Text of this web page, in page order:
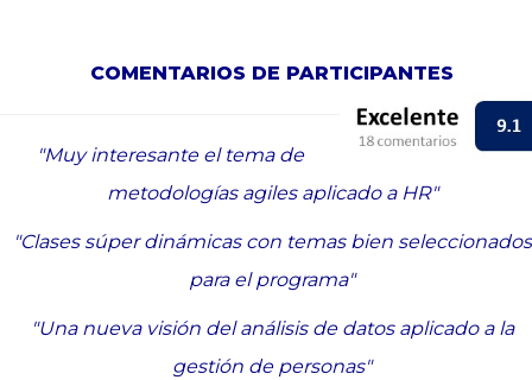
COMENTARIOS DE PARTICIPANTES
"Muy interesante el tema de
metodologías agiles aplicado a HR"
"Clases súper dinámicas con temas bien seleccionados
para el programa"
"Una nueva visión del análisis de datos aplicado a la
gestión de personas"